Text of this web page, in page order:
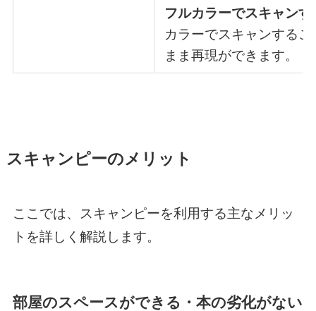
フルカラーでスキャン
カラーでスキャンする
まま再現ができます。
スキャンピーのメリット
ここでは、スキャンピーを利用する主なメリッ
トを詳しく解説します。
部屋のスペースができる・本の劣化がない